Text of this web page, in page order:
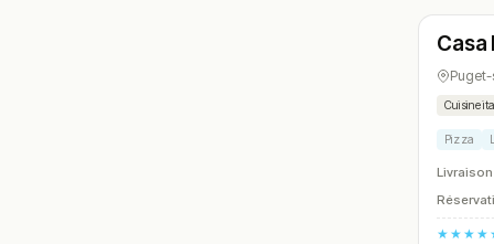
N° 12
Casa
Cuisine
Pizza
Livraison